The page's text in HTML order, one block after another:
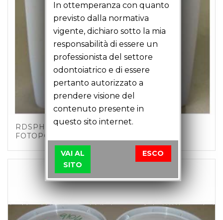
RDSPHOTOTR/1 – SILIC.BIC. TRASP. PER
FOTOPOLIM. RESINE FOTOS. KG 1+1
In ottemperanza con quanto
previsto dalla normativa
vigente, dichiaro sotto la mia
responsabilità di essere un
professionista del settore
odontoiatrico e di essere
pertanto autorizzato a
prendere visione del
contenuto presente in
questo sito internet.
VAI AL
SITO
ESCO